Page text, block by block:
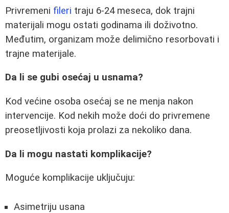
Privremeni fileri traju 6-24 meseca, dok trajni
materijali mogu ostati godinama ili doživotno.
Međutim, organizam može delimično resorbovati i
trajne materijale.
Da li se gubi osećaj u usnama?
Kod većine osoba osećaj se ne menja nakon
intervencije. Kod nekih može doći do privremene
preosetljivosti koja prolazi za nekoliko dana.
Da li mogu nastati komplikacije?
Moguće komplikacije uključuju:
Asimetriju usana